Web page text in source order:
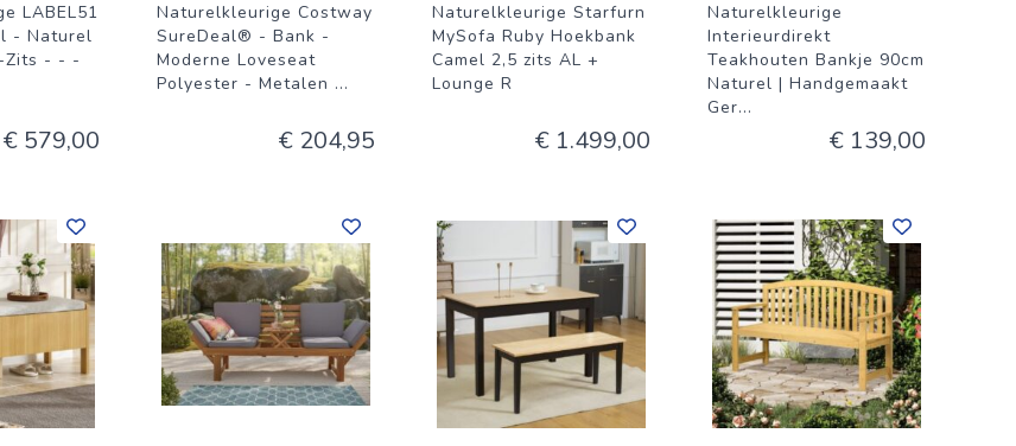
LABEL51
- Naturel
Zits - - -
€ 579,00
Naturelkleurige Costway
SureDeal® - Bank -
Moderne Loveseat
Polyester - Metalen ...
€ 204,95
Naturelkleurige Starfurn
MySofa Ruby Hoekbank
Camel 2,5 zits AL +
Lounge R
€ 1.499,00
Naturelkleurige
Interieurdirekt
Teakhouten Bankje 90cm
Naturel | Handgemaakt
Ger...
€ 139,00